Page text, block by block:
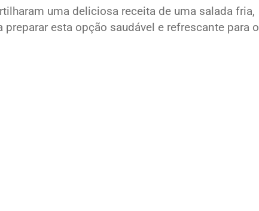
uma deliciosa receita de uma salada fria,
esta opção saudável e refrescante para o